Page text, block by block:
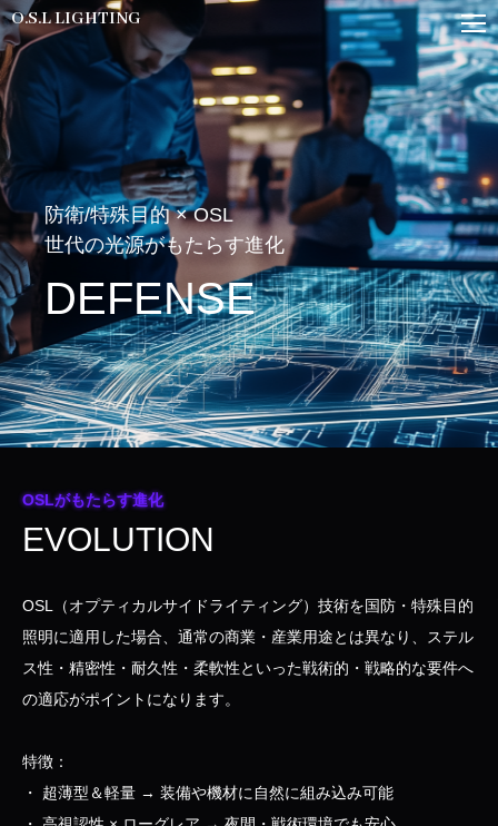
O.S.L LIGHTING
防衛/特殊目的 × OSL
世代の光源がもたらす進化
DEFENSE
OSLがもたらす進化
EVOLUTION
OSL（オプティカルサイドライティング）技術を国防・特殊目的
照明に適用した場合、通常の商業・産業用途とは異なり、ステル
ス性・精密性・耐久性・柔軟性といった戦術的・戦略的な要件へ
の適応がポイントになります。
特徴：
・ 超薄型＆軽量 → 装備や機材に自然に組み込み可能